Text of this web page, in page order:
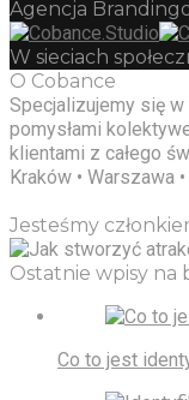
Agencja
W sieciach
O Cobance
Specjalizujemy się
pomysłami
klientami z całego
Kraków • Warszawa
Jesteśmy
Ostatnie wpisy na
Co to jest